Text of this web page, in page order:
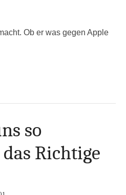
Ob er was gegen Apple
so
Richtige